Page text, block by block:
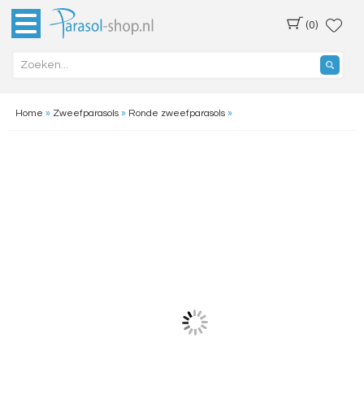
(0)
Home » Zweefparasols» Ronde zweefparasols»